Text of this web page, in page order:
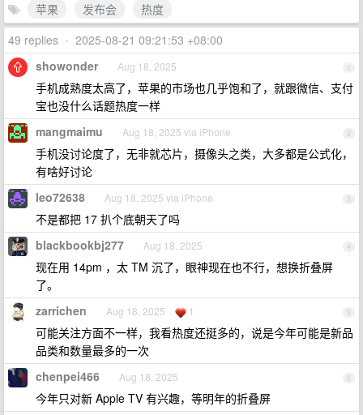
苹果 发布会
热度
49 replies • 2025-08-21 09:21:53 +08:00
1
showonder Aug 18, 2025
手机成熟度太高了，苹果的市场也几乎饱和了，就跟微信、支付
宝也没什么话题热度一样
2
mangmaimu Aug 18, 2025 via iPhone
手机没讨论度了，无非就芯片，摄像头之类，大多都是公式化，
有啥好讨论
3
leo72638 Aug 18, 2025 via iPhone
不是都把 17 扒个底朝天了吗
4
blackbookbj277 Aug 18, 2025
现在用 14pm ，太 TM 沉了，眼神现在也不行，想换折叠屏
了。
5
zarrichen Aug 18, 2025 1
可能关注方面不一样，我看热度还挺多的，说是今年可能是新品
品类和数量最多的一次
6
chenpei466 Aug 18, 2025
今年只对新 Apple TV 有兴趣，等明年的折叠屏